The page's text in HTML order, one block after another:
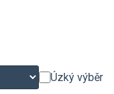
Úzký výběr